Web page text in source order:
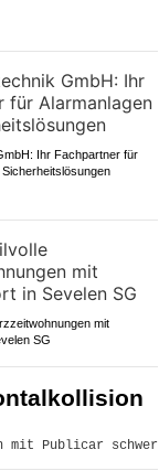
Ihr Fachpartner für
mit
SG